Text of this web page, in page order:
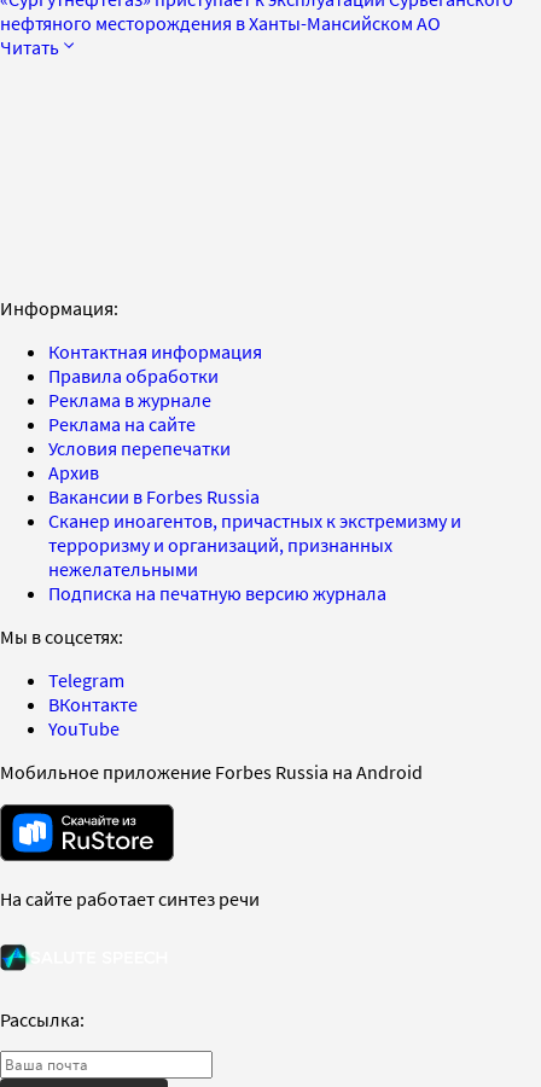
нефтяного месторождения в Ханты-Мансийском АО
Читать
Информация:
Контактная информация
Правила обработки
Реклама в журнале
Реклама на сайте
Условия перепечатки
Архив
Вакансии в Forbes Russia
Сканер иноагентов, причастных к экстремизму и
терроризму и организаций, признанных
нежелательными
Подписка на печатную версию журнала
Мы в соцсетях:
Telegram
ВКонтакте
YouTube
Мобильное приложение Forbes Russia на Android
На сайте работает синтез речи
Рассылка: